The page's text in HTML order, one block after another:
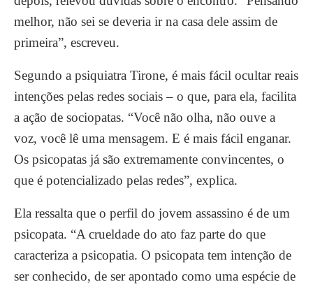
melhor, não sei se deveria ir na casa dele assim de
primeira”, escreveu.
Segundo a psiquiatra Tirone, é mais fácil ocultar reais
intenções pelas redes sociais – o que, para ela, facilita
a ação de sociopatas. “Você não olha, não ouve a
voz, você lê uma mensagem. E é mais fácil enganar.
Os psicopatas já são extremamente convincentes, o
que é potencializado pelas redes”, explica.
Ela ressalta que o perfil do jovem assassino é de um
psicopata. “A crueldade do ato faz parte do que
caracteriza a psicopatia. O psicopata tem intenção de
ser conhecido, de ser apontado como uma espécie de